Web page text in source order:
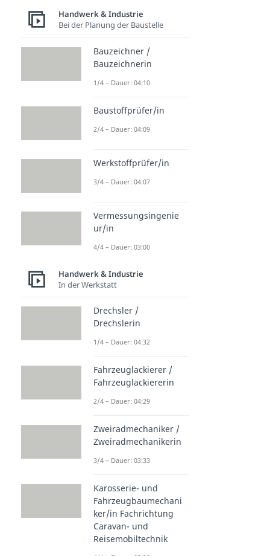
Handwerk & Industrie
Bei der Planung der Baustelle
Bauzeichner /
Bauzeichnerin
1/4 – Dauer: 04:10
Baustoffprüfer/in
2/4 – Dauer: 04:09
Werkstoffprüfer/in
3/4 – Dauer: 04:07
Vermessungsingenie
ur/in
4/4 – Dauer: 03:00
Handwerk & Industrie
In der Werkstatt
Drechsler /
Drechslerin
1/4 – Dauer: 04:32
Fahrzeuglackierer /
Fahrzeuglackiererin
2/4 – Dauer: 04:29
Zweiradmechaniker /
Zweiradmechanikerin
3/4 – Dauer: 03:33
Karosserie- und
Fahrzeugbaumechani
ker/in Fachrichtung
Caravan- und
Reisemobiltechnik